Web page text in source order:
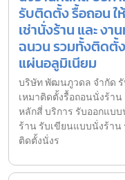
รับติดตั้ง รื้อถอน ให้
เช่านั่งร้าน และ งา
ฉนวน รวมทั้งติดตั้ง
แผ่นอลูมิเนียม
บริษัท พัฒนภูวดล จำกัด
เหมาติดตั้งรื้อถอนนั่งร้าน
หลักสี่ บริการ รับออกแบบ
ร้าน รับเขียนแบบนั่งร้าน
ติดตั้งนั่งร